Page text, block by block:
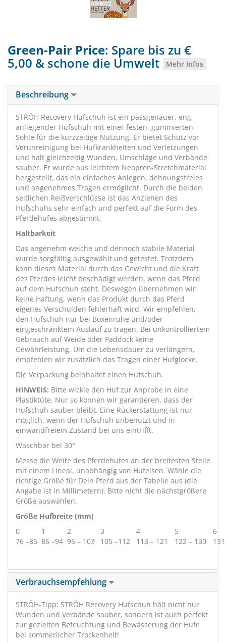
Green-Pair Price: Spare bis zu €
5,00 & schone die Umwelt Mehr Infos
Beschreibung
STRÖH Recovery Hufschuh ist ein passgenauer, eng
anliegender Hufschuh mit einer festen, gummierten
Sohle für die kurzzeitige Nutzung. Er bietet Schutz vor
Verunreinigung bei Hufkrankheiten und Verletzungen
und hält gleichzeitig Wunden, Umschläge und Verbände
sauber. Er wurde aus leichtem Neopren-Stretchmaterial
hergestellt, das ein einfaches Anlegen, dehnungsfreies
und angenehmes Tragen ermöglicht. Durch die beiden
seitlichen Reißverschlüsse ist das Anziehen des
Hufschuhs sehr einfach und perfekt auf die Form des
Pferdehufes abgestimmt.
Haltbarkeit
Das angenehm weiche und dennoch stabile Material
wurde sorgfältig ausgewählt und getestet. Trotzdem
kann dieses Material durch das Gewicht und die Kraft
des Pferdes leicht beschädigt werden, wenn das Pferd
auf dem Hufschuh steht. Deswegen übernehmen wir
keine Haftung, wenn das Produkt durch das Pferd
eigenes Verschulden fehlerhaft wird. Wir empfehlen,
den Hufschuh nur bei Boxenruhe und/oder
eingeschränktem Auslauf zu tragen. Bei unkontrolliertem
Gebrauch auf Weide oder Paddock keine
Gewährleistung. Um die Lebensdauer zu verlängern,
empfehlen wir zusätzlich das Tragen einer Hufglocke.
Die Verpackung beinhaltet einen Hufschuh.
HINWEIS: Bitte wickle den Huf zur Anprobe in eine
Plastiktüte. Nur so können wir garantieren, dass der
Hufschuh sauber bleibt. Eine Rückerstattung ist nur
möglich, wenn der Hufschuh unbenutzt und in
einwandfreiem Zustand bei uns eintrifft.
Waschbar bei 30°
Messe die Weite des Pferdehufes an der breitesten Stelle
mit einem Lineal, unabhängig von Hufeisen. Wähle die
richtige Größe für Dein Pferd aus der Tabelle aus (die
Angabe ist in Millimetern). Bitte nicht die nächstgrößere
Größe auswählen.
Größe Hufbreite (mm)
0
1 2 3 4 5
6
76 –85 86 –94 95 – 103 105 –112 113 – 121 122 – 130
Verbrauchsempfehlung
STRÖH-Tipp: STRÖH Recovery Hufschuh hält nicht nur
Wunden und Verbände sauber, sondern ist auch perfekt
zur gezielten Befeuchtung und Bewässerung der Hufe
bei sommerlicher Trockenheit!